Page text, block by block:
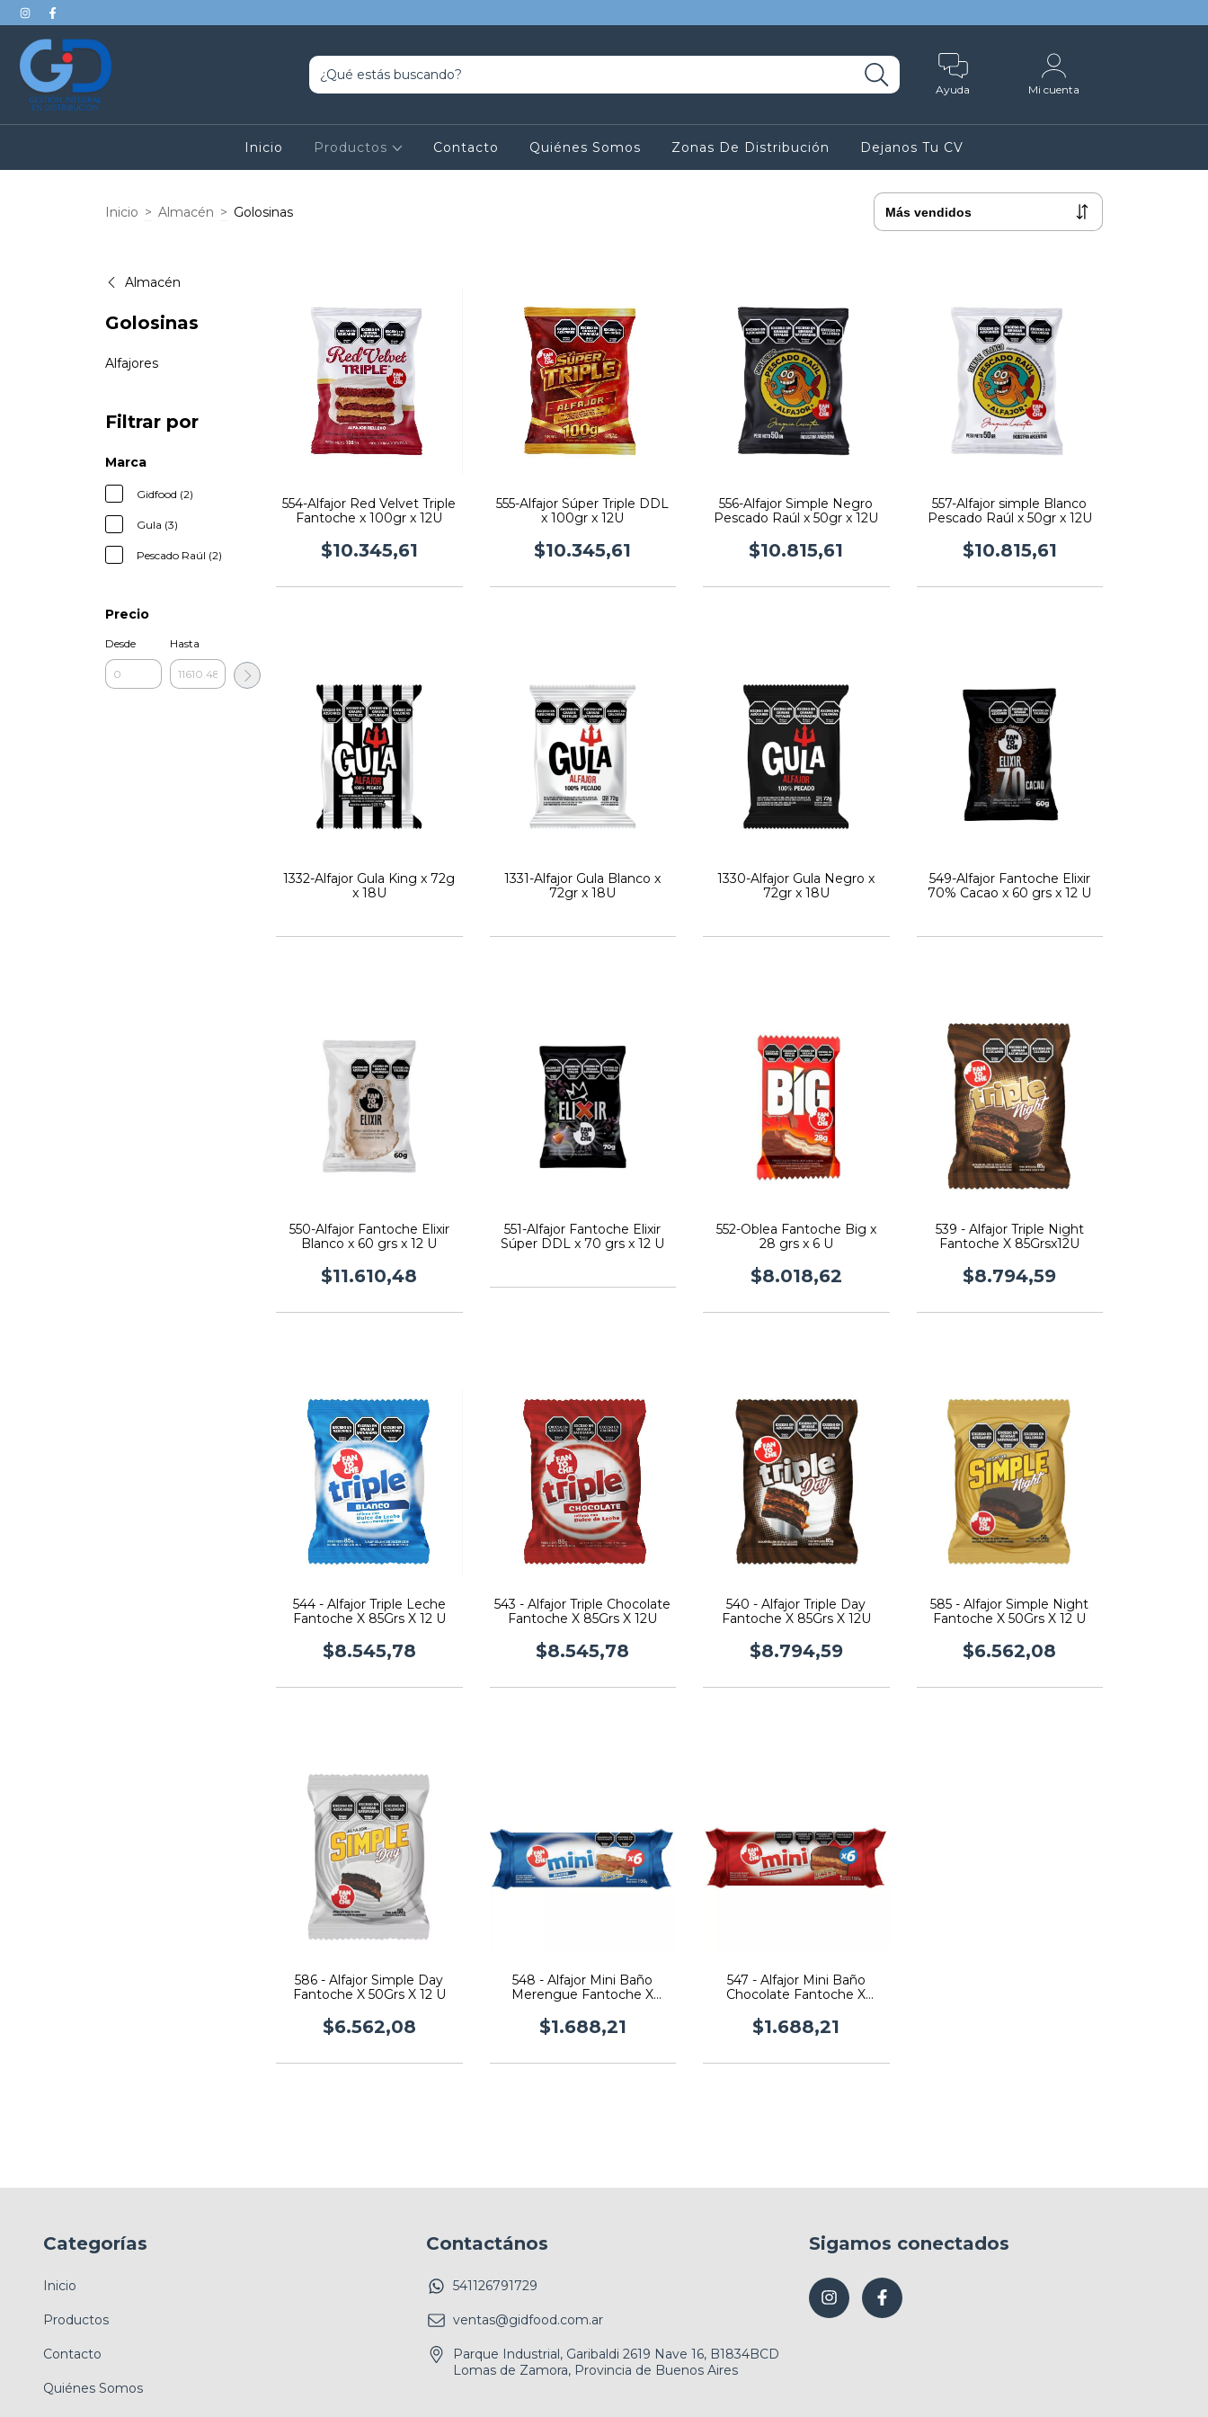
Ayuda Mi cuenta
Inicio Productos Contacto Quiénes Somos Zonas De Distribución Dejanos Tu CV
Inicio > Almacén > Golosinas
Almacén
Golosinas
Alfajores
Filtrar por
Marca
Gidfood (2)
Gula (3)
Pescado Raúl (2)
Precio
Desde Hasta
554-Alfajor Red Velvet Triple
Fantoche x 100gr x 12U
$10.345,61
555-Alfajor Súper Triple DDL
x 100gr x 12U
$10.345,61
556-Alfajor Simple Negro
Pescado Raúl x 50gr x 12U
$10.815,61
557-Alfajor simple Blanco
Pescado Raúl x 50gr x 12U
$10.815,61
1332-Alfajor Gula King x 72g
x 18U
1331-Alfajor Gula Blanco x
72gr x 18U
1330-Alfajor Gula Negro x
72gr x 18U
549-Alfajor Fantoche Elixir
70% Cacao x 60 grs x 12 U
550-Alfajor Fantoche Elixir
Blanco x 60 grs x 12 U
$11.610,48
551-Alfajor Fantoche Elixir
Súper DDL x 70 grs x 12 U
552-Oblea Fantoche Big x
28 grs x 6 U
$8.018,62
539 - Alfajor Triple Night
Fantoche X 85Grsx12U
$8.794,59
544 - Alfajor Triple Leche
Fantoche X 85Grs X 12 U
$8.545,78
543 - Alfajor Triple Chocolate
Fantoche X 85Grs X 12U
$8.545,78
540 - Alfajor Triple Day
Fantoche X 85Grs X 12U
$8.794,59
585 - Alfajor Simple Night
Fantoche X 50Grs X 12 U
$6.562,08
586 - Alfajor Simple Day
Fantoche X 50Grs X 12 U
$6.562,08
548 - Alfajor Mini Baño
Merengue Fantoche X
$1.688,21
547 - Alfajor Mini Baño
Chocolate Fantoche X
$1.688,21
Categorías
Inicio
Productos
Contacto
Quiénes Somos
Contactános
541126791729
ventas@gidfood.com.ar
Parque Industrial, Garibaldi 2619 Nave 16, B1834BCD
Lomas de Zamora, Provincia de Buenos Aires
Sigamos conectados